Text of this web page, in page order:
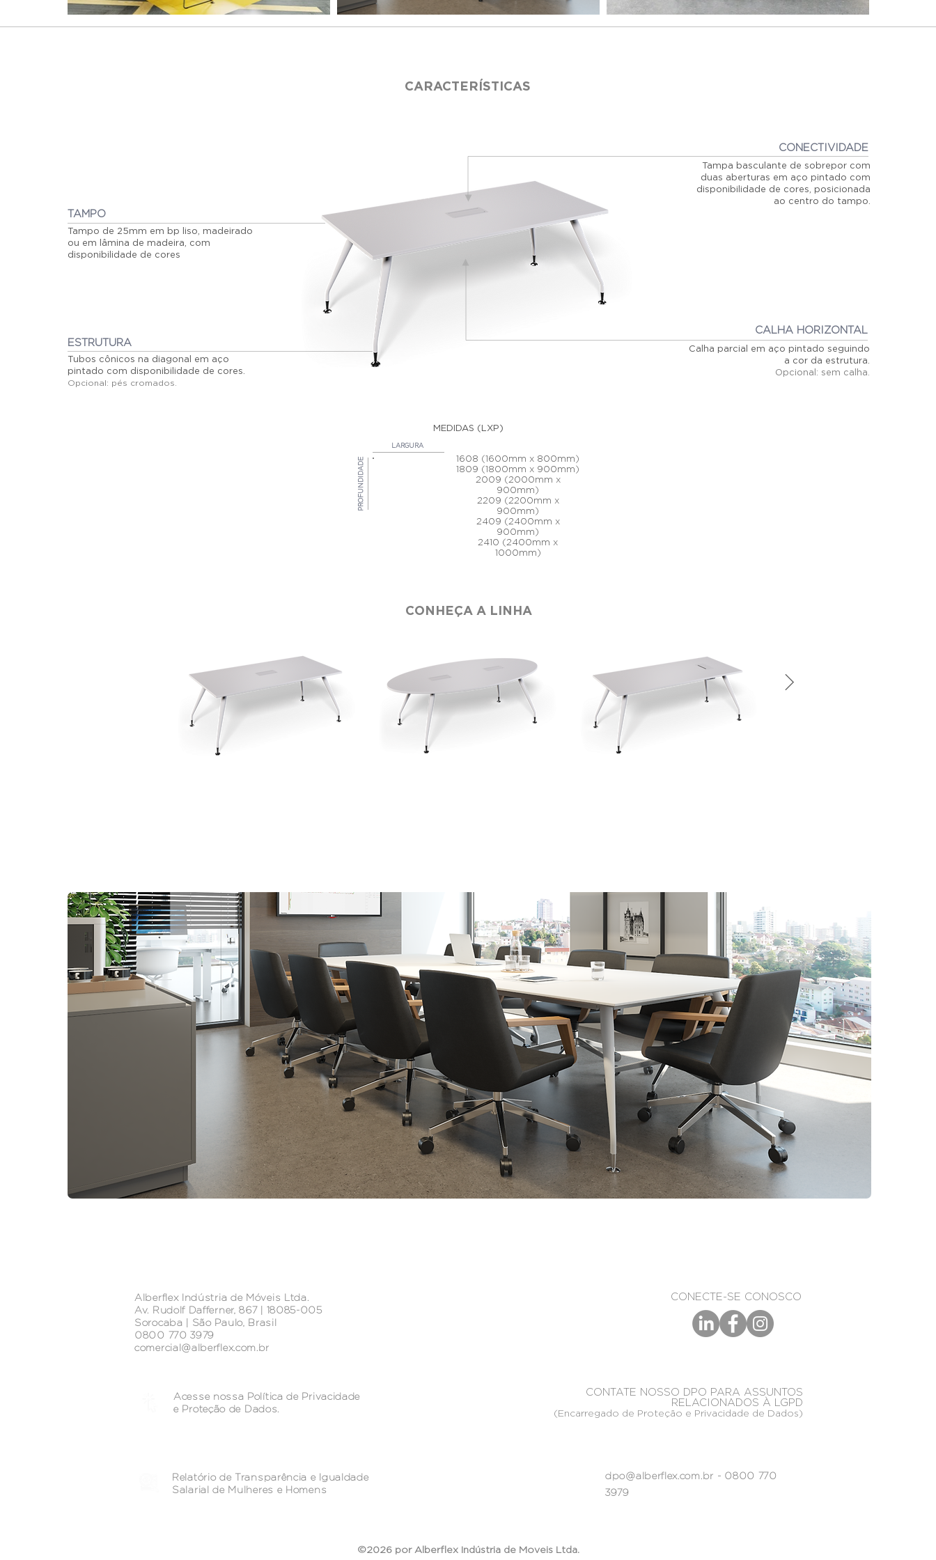
CARACTERÍSTICAS
Tampa basculante de sobrepor com
duas aberturas em aço pintado com
disponibilidade de cores, posicionada
ao centro do tampo.
CONECTIVIDADE
ESTRUTURA
Tubos cônicos na diagonal em aço
pintado com disponibilidade de cores.
Opcional: pés cromados.
TAMPO
Tampo de 25mm em bp liso, madeirado
ou em lâmina de madeira, com
disponibilidade de cores
Calha parcial em aço pintado seguindo
a cor da estrutura.
Opcional: sem calha.
CALHA HORIZONTAL
MEDIDAS (LXP)
LARGURA
PROFUNDIDADE
1608 (1600mm x 800mm)
1809 (1800mm x 900mm)
2009 (2000mm x
900mm)
2209 (2200mm x
900mm)
2409 (2400mm x
900mm)
2410 (2400mm x
1000mm)
CONHEÇA A LINHA
Alberflex Indústria de Móveis Ltda.
Av. Rudolf Dafferner, 867 | 18085-005
Sorocaba | São Paulo, Brasil
0800 770 3979
comercial@alberflex.com.br
Acesse nossa Política de Privacidade
e Proteção de Dados.
Relatório de Transparência e Igualdade
Salarial de Mulheres e Homens
CONECTE-SE CONOSCO
CONTATE NOSSO DPO PARA ASSUNTOS
RELACIONADOS À LGPD
(Encarregado de Proteção e Privacidade de Dados)
dpo@alberflex.com.br - 0800 770
3979
©2026 por Alberflex Indústria de Moveis Ltda.